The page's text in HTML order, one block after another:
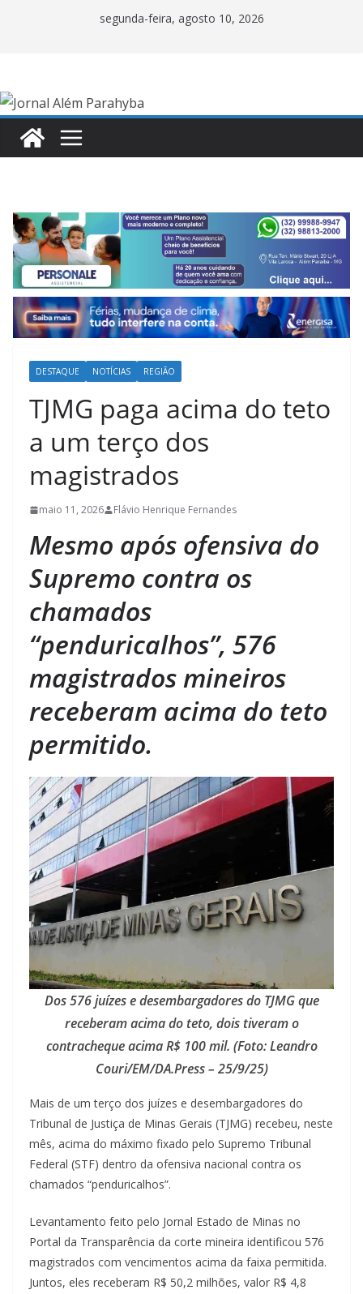
segunda-feira, agosto 10, 2026
DESTAQUE NOTÍCIAS REGIÃO
TJMG paga acima do teto
a um terço dos
magistrados
maio 11, 2026 Flávio Henrique Fernandes
Mesmo após ofensiva do
Supremo contra os
chamados
“penduricalhos”, 576
magistrados mineiros
receberam acima do teto
permitido.
Dos 576 juízes e desembargadores do TJMG que
receberam acima do teto, dois tiveram o
contracheque acima R$ 100 mil. (Foto: Leandro
Couri/EM/DA.Press – 25/9/25)
Mais de um terço dos juízes e desembargadores do
Tribunal de Justiça de Minas Gerais (TJMG) recebeu, neste
mês, acima do máximo fixado pelo Supremo Tribunal
Federal (STF) dentro da ofensiva nacional contra os
chamados “penduricalhos”.
Levantamento feito pelo Jornal Estado de Minas no
Portal da Transparência da corte mineira identificou 576
magistrados com vencimentos acima da faixa permitida.
Juntos, eles receberam R$ 50,2 milhões, valor R$ 4,8